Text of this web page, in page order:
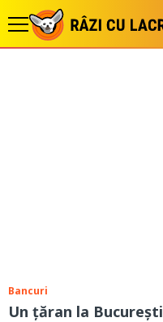
Bancuri
Un țăran la București